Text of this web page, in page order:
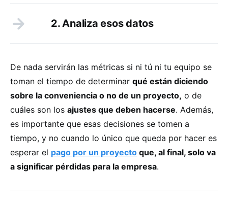
2. Analiza esos datos
De nada servirán las métricas si ni tú ni tu equipo se
toman el tiempo de determinar qué están diciendo
sobre la conveniencia o no de un proyecto, o de
cuáles son los ajustes que deben hacerse. Además,
es importante que esas decisiones se tomen a
tiempo, y no cuando lo único que queda por hacer es
esperar el pago por un proyecto que, al final, solo va
a significar pérdidas para la empresa.